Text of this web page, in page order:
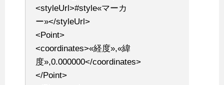
<styleUrl>#style«マーカ
ー»</styleUrl>
<Point>
<coordinates>«経度»,«緯
度»,0.000000</coordinates>
</Point>